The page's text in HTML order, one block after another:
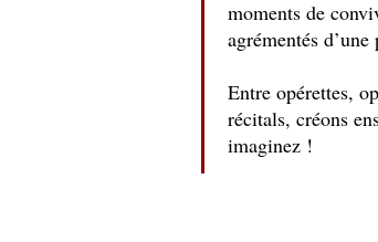
moments de
agrémentés
Entre opérettes,
récitals, créons
imaginez !